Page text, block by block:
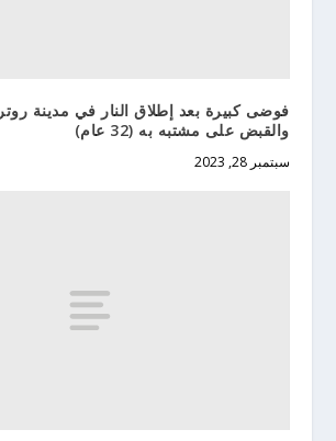
فوضى كبيرة بعد إطلاق النار في مدينة
والقبض على مشتبه به (32 عام)
سبتمبر 28, 2023